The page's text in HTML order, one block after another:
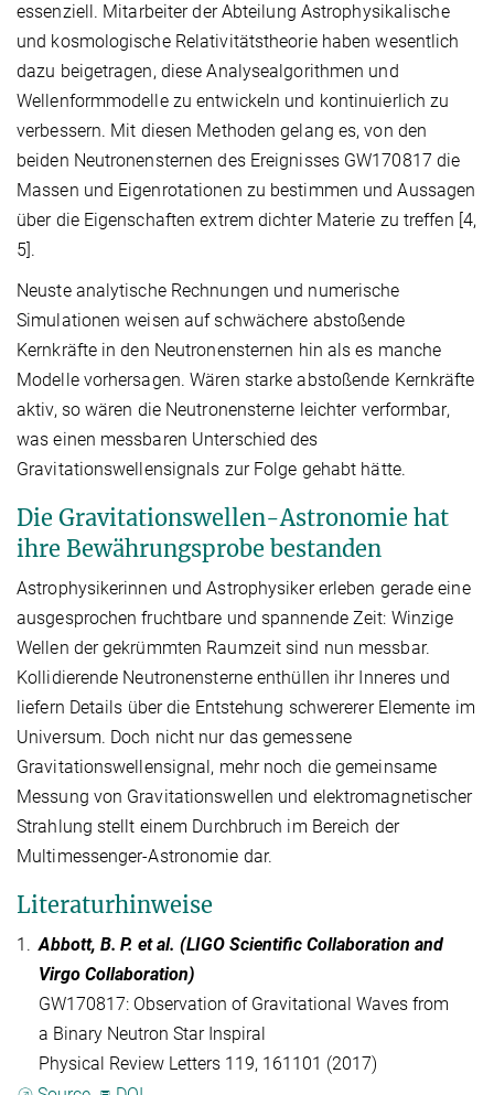
essenziell. Mitarbeiter der Abteilung Astrophysikalische
und kosmologische Relativitätstheorie haben wesentlich
dazu beigetragen, diese Analysealgorithmen und
Wellenformmodelle zu entwickeln und kontinuierlich zu
verbessern. Mit diesen Methoden gelang es, von den
beiden Neutronensternen des Ereignisses GW170817 die
Massen und Eigenrotationen zu bestimmen und Aussagen
über die Eigenschaften extrem dichter Materie zu treffen [4,
5].
Neuste analytische Rechnungen und numerische
Simulationen weisen auf schwächere abstoßende
Kernkräfte in den Neutronensternen hin als es manche
Modelle vorhersagen. Wären starke abstoßende Kernkräfte
aktiv, so wären die Neutronensterne leichter verformbar,
was einen messbaren Unterschied des
Gravitationswellensignals zur Folge gehabt hätte.
Die Gravitationswellen-Astronomie hat
ihre Bewährungsprobe bestanden
Astrophysikerinnen und Astrophysiker erleben gerade eine
ausgesprochen fruchtbare und spannende Zeit: Winzige
Wellen der gekrümmten Raumzeit sind nun messbar.
Kollidierende Neutronensterne enthüllen ihr Inneres und
liefern Details über die Entstehung schwererer Elemente im
Universum. Doch nicht nur das gemessene
Gravitationswellensignal, mehr noch die gemeinsame
Messung von Gravitationswellen und elektromagnetischer
Strahlung stellt einem Durchbruch im Bereich der
Multimessenger-Astronomie dar.
Literaturhinweise
1. Abbott, B. P. et al. (LIGO Scientific Collaboration and
Virgo Collaboration)
GW170817: Observation of Gravitational Waves from
a Binary Neutron Star Inspiral
Physical Review Letters 119, 161101 (2017)